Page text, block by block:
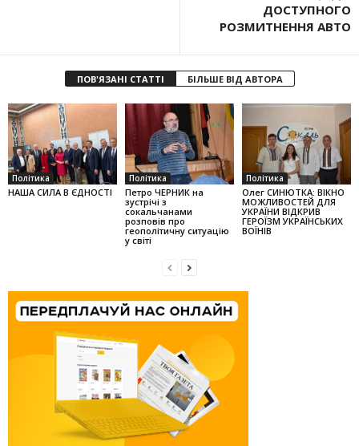
ДОСТУПНОГО
РОЗМИТНЕННЯ АВТО
ПОВ'ЯЗАНІ СТАТТІ БІЛЬШЕ ВІД АВТОРА
Політика
НАША СИЛА В ЄДНОСТІ
Політика
Петро ЧЕРНИК на
зустрічі з
сокальчанами
розповів про
геополітичну ситуацію
у світі
Політика
Олег СИНЮТКА: ВІКНО
МОЖЛИВОСТЕЙ ДЛЯ
УКРАЇНИ ВІДКРИВ
ГЕРОЇЗМ УКРАЇНСЬКИХ
ВОЇНІВ